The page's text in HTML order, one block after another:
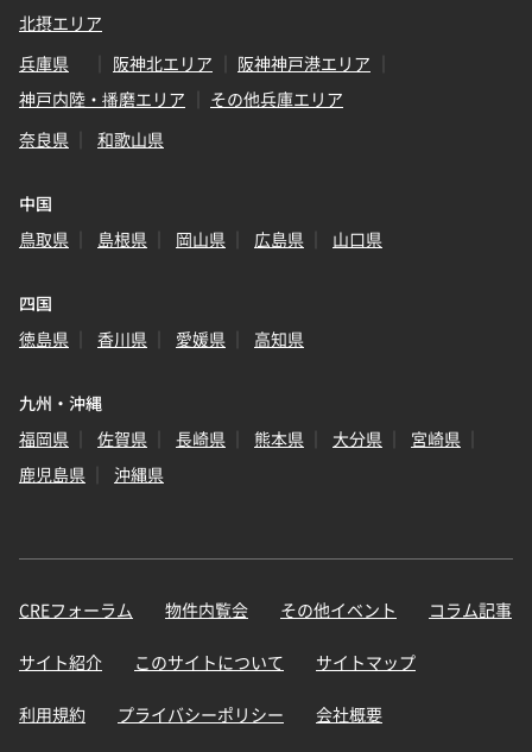
北摂エリア
兵庫県
阪神北エリア
阪神神戸港エリア
神戸内陸・播磨エリア
その他兵庫エリア
奈良県
和歌山県
中国
鳥取県
島根県 岡山県 広島県 山口県
四国
徳島県
香川県 愛媛県 高知県
九州・沖縄
福岡県
佐賀県 長崎県 熊本県 大分県
宮崎県
鹿児島県
沖縄県
CREフォーラム 物件内覧会 その他イベント コラム記事
サイト紹介 このサイトについて サイトマップ
利用規約 プライバシーポリシー 会社概要